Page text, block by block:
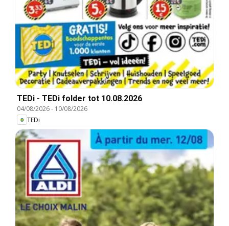
TEDi - TEDi folder tot 10.08.2026
04/08/2026- 10/08/2026
TEDi